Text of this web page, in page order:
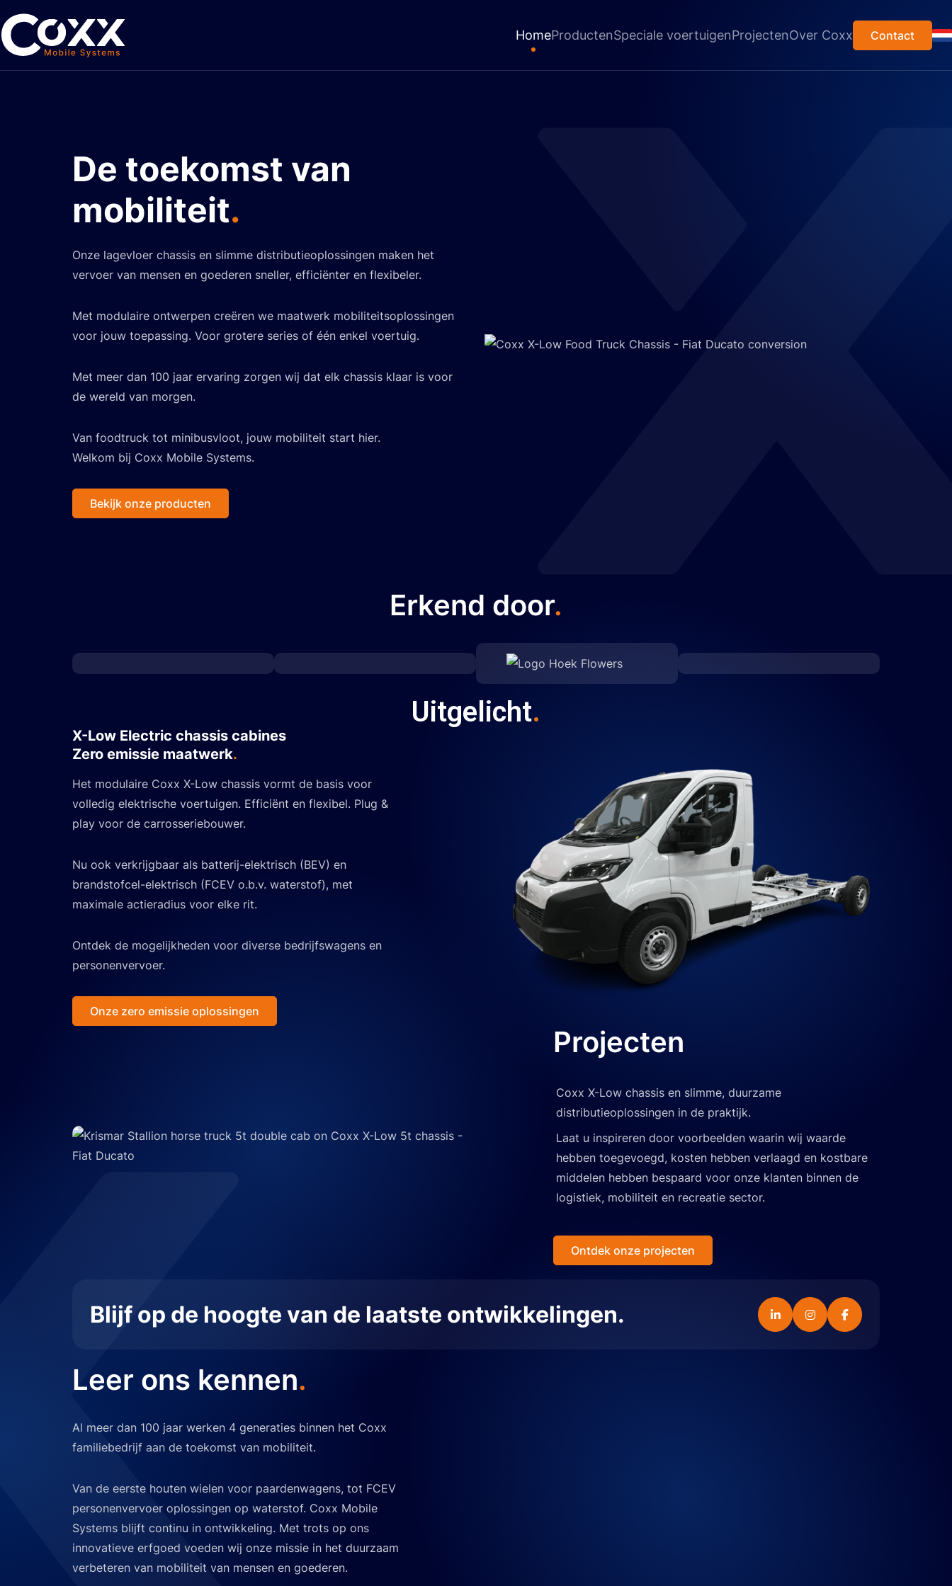
HomeProductenSpeciale voertuigenProjectenOver Coxx Contact
De toekomst van
mobiliteit.
Onze lagevloer chassis en slimme distributieoplossingen maken het
vervoer van mensen en goederen sneller, efficiënter en flexibeler.
Met modulaire ontwerpen creëren we maatwerk mobiliteitsoplossingen
voor jouw toepassing. Voor grotere series of één enkel voertuig.
Met meer dan 100 jaar ervaring zorgen wij dat elk chassis klaar is voor
de wereld van morgen.
Van foodtruck tot minibusvloot, jouw mobiliteit start hier.
Welkom bij Coxx Mobile Systems.
Bekijk onze producten
X-Low Modulair Chassis
Erkend door.
Uitgelicht.
X-Low Electric chassis cabines
Zero emissie maatwerk.
Het modulaire Coxx X-Low chassis vormt de basis voor
volledig elektrische voertuigen. Efficiënt en flexibel. Plug &
play voor de carrosseriebouwer.
Nu ook verkrijgbaar als batterij-elektrisch (BEV) en
brandstofcel-elektrisch (FCEV o.b.v. waterstof), met
maximale actieradius voor elke rit.
Ontdek de mogelijkheden voor diverse bedrijfswagens en
personenvervoer.
Onze zero emissie oplossingen
Projecten
Coxx X-Low chassis en slimme, duurzame
distributieoplossingen in de praktijk.
Laat u inspireren door voorbeelden waarin wij waarde
hebben toegevoegd, kosten hebben verlaagd en kostbare
middelen hebben bespaard voor onze klanten binnen de
logistiek, mobiliteit en recreatie sector.
Ontdek onze projecten
Blijf op de hoogte van de laatste ontwikkelingen.
Leer ons kennen.
Al meer dan 100 jaar werken 4 generaties binnen het Coxx
familiebedrijf aan de toekomst van mobiliteit.
Van de eerste houten wielen voor paardenwagens, tot FCEV
personenvervoer oplossingen op waterstof. Coxx Mobile
Systems blijft continu in ontwikkeling. Met trots op ons
innovatieve erfgoed voeden wij onze missie in het duurzaam
verbeteren van mobiliteit van mensen en goederen.